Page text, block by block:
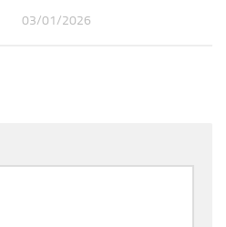
03/01/2026